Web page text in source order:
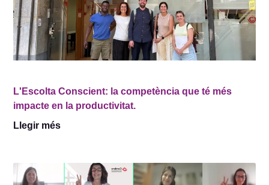
L'Escolta Conscient: la competència que té més
impacte en la productivitat.
Llegir més